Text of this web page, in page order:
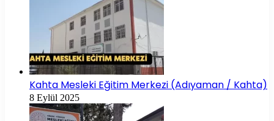
Kahta Mesleki Eğitim Merkezi (Adıyaman / Kahta)
8 Eylül 2025